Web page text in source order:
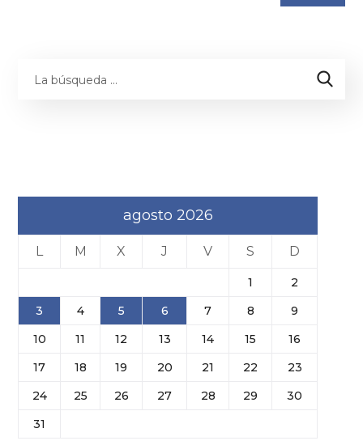
agosto 2026
L M X J V S D
1
2
3
4 5 6 7 8
9
10
11 12 13 14 15
16
17
18 19 20 21 22
23
24
25 26 27 28 29
30
31